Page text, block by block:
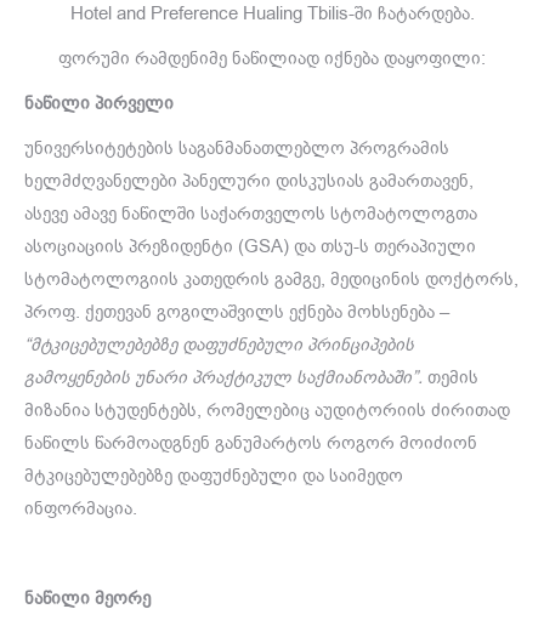
Hotel and Preference Hualing Tbilis-ში ჩატარდება.
ფორუმი რამდენიმე ნაწილიად იქნება დაყოფილი:
ნაწილი პირველი
უნივერსიტეტების საგანმანათლებლო პროგრამის
ხელმძღვანელები პანელური დისკუსიას გამართავენ,
ასევე ამავე ნაწილში საქართველოს სტომატოლოგთა
ასოციაციის პრეზიდენტი (GSA) და თსუ-ს თერაპიული
სტომატოლოგიის კათედრის გამგე, მედიცინის დოქტორს,
პროფ. ქეთევან გოგილაშვილს ექნება მოხსენება –
“მტკიცებულებებზე დაფუძნებული პრინციპების
გამოყენების უნარი პრაქტიკულ საქმიანობაში”. თემის
მიზანია სტუდენტებს, რომელებიც აუდიტორიის ძირითად
ნაწილს წარმოადგნენ განუმარტოს როგორ მოიძიონ
მტკიცებულებებზე დაფუძნებული და საიმედო
ინფორმაცია.
ნაწილი მეორე